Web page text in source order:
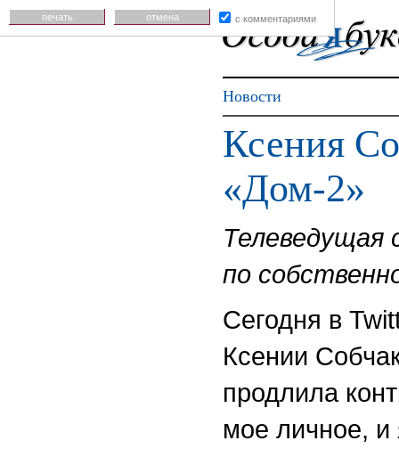
Новости
Ксения
«Дом-2»
Телеведущая
по
Сегодня в
Ксении
продлила
мое личное, и
печать отмена с комментариями